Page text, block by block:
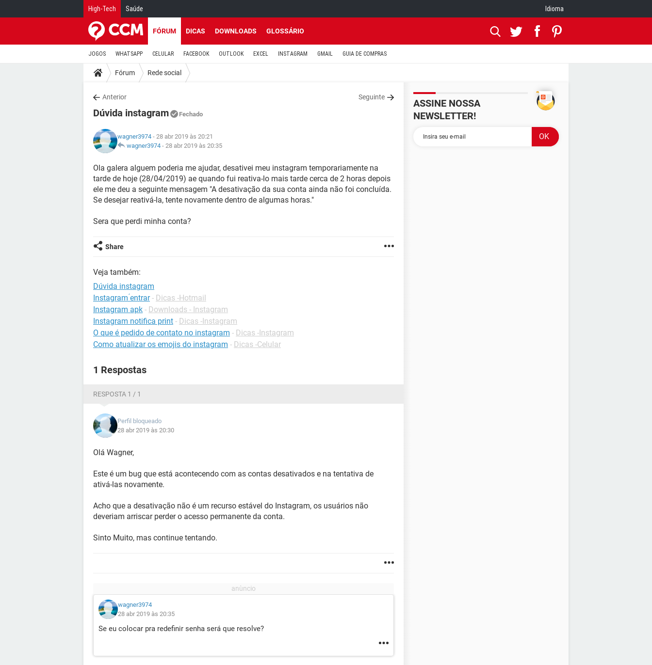
High-Tech Saúde Idioma
FÓRUM DICAS DOWNLOADS GLOSSÁRIO
JOGOS WHATSAPP CELULAR FACEBOOK OUTLOOK EXCEL INSTAGRAM GMAIL GUIA DE COMPRAS
Fórum Rede social
Anterior Seguinte
Dúvida instagram Fechado
wagner3974 - 28 abr 2019 às 20:21
wagner3974 - 28 abr 2019 às 20:35
Ola galera alguem poderia me ajudar, desativei meu instagram temporariamente na
tarde de hoje (28/04/2019) ae quando fui reativa-lo mais tarde cerca de 2 horas depois
ele me deu a seguinte mensagem "A desativação da sua conta ainda não foi concluída.
Se desejar reativá-la, tente novamente dentro de algumas horas."
Sera que perdi minha conta?
Share
Veja também:
Dúvida instagram
Instagram ́entrar - Dicas -Hotmail
Instagram apk - Downloads - Instagram
Instagram notifica print - Dicas -Instagram
O que é pedido de contato no instagram - Dicas -Instagram
Como atualizar os emojis do instagram - Dicas -Celular
1 Respostas
RESPOSTA 1 / 1
Perfil bloqueado
28 abr 2019 às 20:30
Olá Wagner,
Este é um bug que está acontecendo com as contas desativados e na tentativa de
ativá-las novamente.
Acho que a desativação não é um recurso estável do Instagram, os usuários não
deveriam arriscar perder o acesso permanente da conta.
Sinto Muito, mas continue tentando.
wagner3974
28 abr 2019 às 20:35
Se eu colocar pra redefinir senha será que resolve?
ASSINE NOSSA
NEWSLETTER!